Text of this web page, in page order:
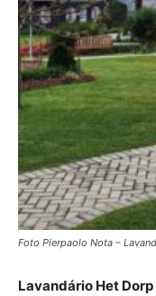
Foto Pierpaolo Nota –
Lavandário Het Dorp